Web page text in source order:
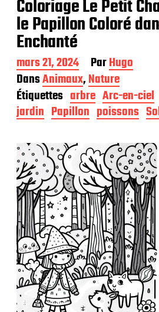
Coloriage Le Petit
le Papillon Coloré
Enchanté
D
a
t
e
d
e
u
b
l
i
c
a
t
i
o
n
mars 21, 2024 ParHugo
DansAnimaux,Nature
Étiquettes arbre Arc-en-ciel
jardin Papillon poissons